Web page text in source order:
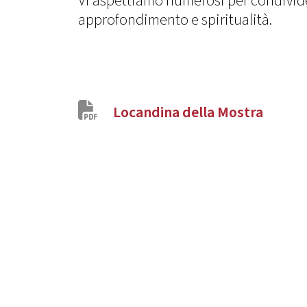
approfondimento e spiritualità.
Locandina della Mostra